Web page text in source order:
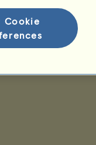
Cookie